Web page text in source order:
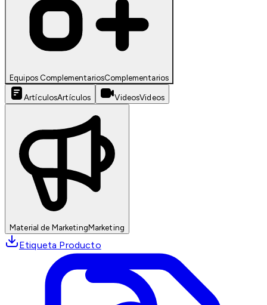
Equipos ComplementariosComplementarios
ArtículosArtículos VideosVideos
Material de MarketingMarketing
Etiqueta Producto